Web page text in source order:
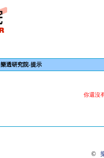
樂透研究院-提示
你還沒
©